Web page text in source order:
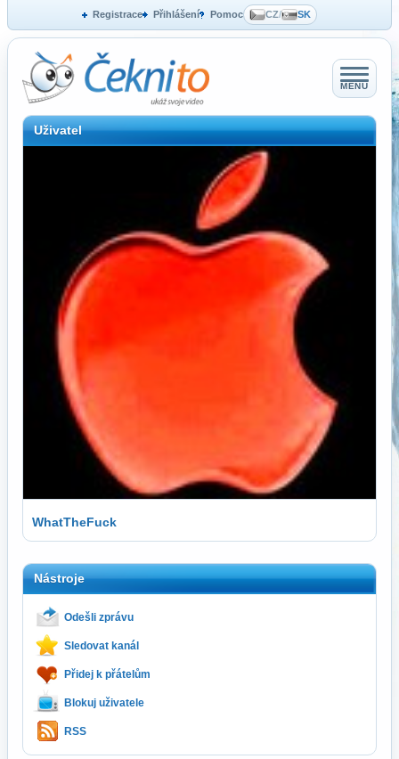
Registrace Přihlášení Pomoc CZ/ SK
MENU
Uživatel
WhatTheFuck
Nástroje
Odešli zprávu
Sledovat kanál
Přidej k přátelům
Blokuj uživatele
RSS